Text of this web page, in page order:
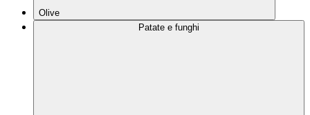
Olive
Patate e funghi